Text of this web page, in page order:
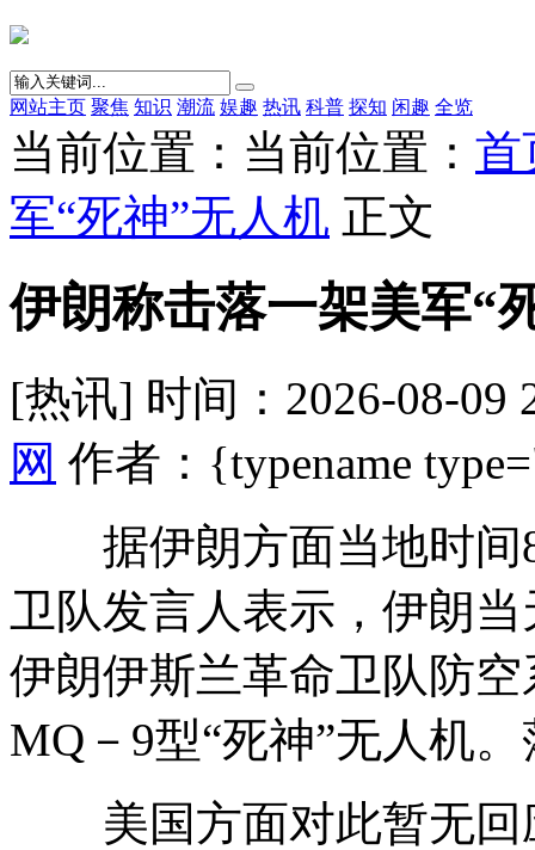
网站主页 聚焦 知识 潮流 娱趣 热讯 科普 探知 闲趣 全览
当前位置：当前位置： 首
军“死神”无人机 正文
伊朗称击落一架美军“
[热讯] 时间：2026-08-09
网 作者：{typename
据伊朗方面当地时间8
卫队发言人表示，伊朗
伊朗伊斯兰革命卫队防
MQ－9型“死神”无人机
美国方面对此暂无回